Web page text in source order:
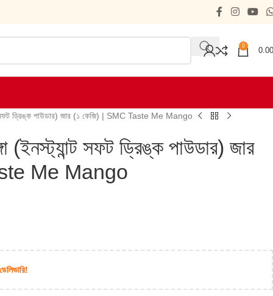
0
0.00
সফট ড্রিঙ্ক পাউডার) জার (১ কেজি) | SMC Taste Me Mango
(ইনস্ট্যান্ট সফট ড্রিঙ্ক পাউডার) জার
Me Mango